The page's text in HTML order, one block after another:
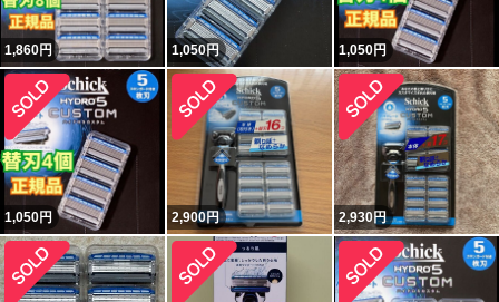
1,860円 1,050円 1,050円
1,050円 2,900円 2,930円